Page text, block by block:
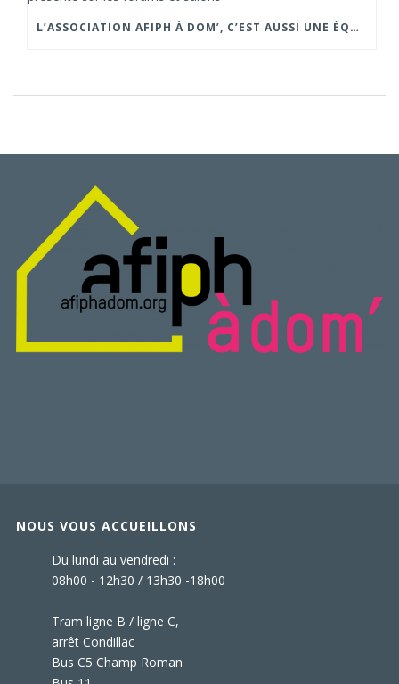
L’ASSOCIATION AFIPH À DOM’, C’EST AUSSI UNE ÉQUIPE PRÉSENTE SUR LES FORUMS ET SALONS
NOUS VOUS ACCUEILLONS
Du lundi au vendredi :
08h00 - 12h30 / 13h30 -18h00
Tram ligne B / ligne C,
arrêt Condillac
Bus C5 Champ Roman